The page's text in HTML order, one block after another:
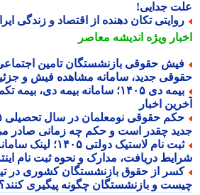
جدایی!
تکان دهنده از اقتصاد و زندگی ایرانیان از
ویژهاندیشه معاصر
جدید، سامانه مشاهده فیش و
بیمه دی ۱۴۰۵؛ سامانه بیمه دی،
اخبار
چقدر است و حکم چه زمانی صادر می
ثبت نام لاستیک دولتی
دریافت، مدارک و نحوه ثبت نام
و بازنشستگان چگونه پیگیری کنند؟